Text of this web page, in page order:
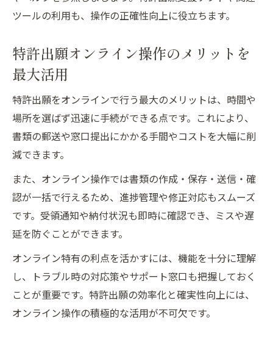
ツールの利用も、操作の正確性向上に役立ちます。
特許出願オンライン操作のメリットを
最大活用
特許出願をオンラインで行う最大のメリットは、時間や
場所を選ばず迅速に手続ができる点です。これにより、
書類の郵送や窓口提出にかかる手間やコストを大幅に削
減できます。
また、オンライン操作では書類の作成・保存・送信・確
認が一括で行えるため、進捗管理や修正対応もスムーズ
です。受領通知や納付状況も即時に確認でき、ミスや遅
延を防ぐことができます。
オンライン特有の利点を活かすには、機能を十分に理解
し、トラブル時の対応策やサポート窓口も把握しておく
ことが重要です。特許出願の効率化と確実性向上には、
オンライン操作の積極的な活用が不可欠です。